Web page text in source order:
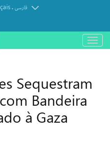
.فارسی
باز
و
Sequestram
Bandeira
à Gaza